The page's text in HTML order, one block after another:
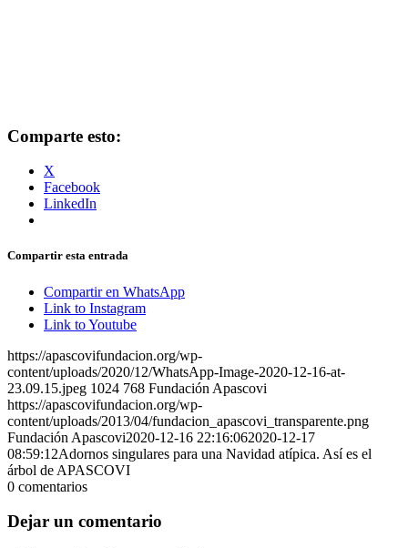
Comparte esto:
X
Facebook
LinkedIn
Compartir esta entrada
Compartir en WhatsApp
Link to Instagram
Link to Youtube
https://apascovifundacion.org/wp-
content/uploads/2020/12/WhatsApp-Image-2020-12-16-at-
23.09.15.jpeg 1024 768 Fundación Apascovi
https://apascovifundacion.org/wp-
content/uploads/2013/04/fundacion_apascovi_transparente.png
Fundación Apascovi2020-12-16 22:16:062020-12-17
08:59:12Adornos singulares para una Navidad atípica. Así es el
árbol de APASCOVI
0 comentarios
Dejar un comentario